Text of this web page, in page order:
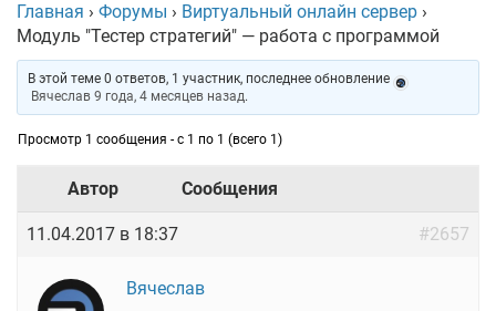
Главная › Форумы › Виртуальный онлайн сервер ›
Модуль "Тестер стратегий" — работа с программой
В этой теме 0 ответов, 1 участник, последнее обновление
Вячеслав 9 года, 4 месяцев назад.
Просмотр 1 сообщения - с 1 по 1 (всего 1)
Автор Сообщения
11.04.2017 в 18:37 #2657
Вячеслав